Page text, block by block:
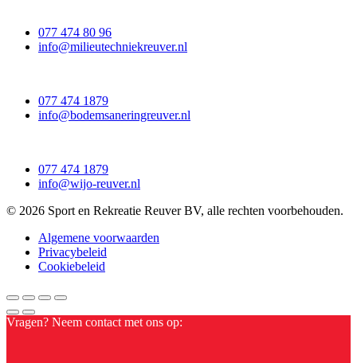
077 474 80 96
info@milieutechniekreuver.nl
077 474 1879
info@bodemsaneringreuver.nl
077 474 1879
info@wijo-reuver.nl
© 2026 Sport en Rekreatie Reuver BV, alle rechten voorbehouden.
Algemene voorwaarden
Privacybeleid
Cookiebeleid
Vragen? Neem contact met ons op: